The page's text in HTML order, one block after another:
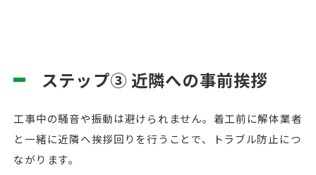
ステップ③ 近隣への事前挨拶
工事中の騒音や振動は避けられません。着工前に解体業者
と一緒に近隣へ挨拶回りを行うことで、トラブル防止につ
ながります。